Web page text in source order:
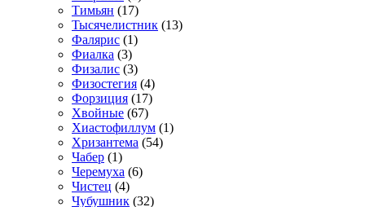
Тимьян (17)
Тысячелистник (13)
Фалярис (1)
Фиалка (3)
Физалис (3)
Физостегия (4)
Форзиция (17)
Хвойные (67)
Хиастофиллум (1)
Хризантема (54)
Чабер (1)
Черемуха (6)
Чистец (4)
Чубушник (32)